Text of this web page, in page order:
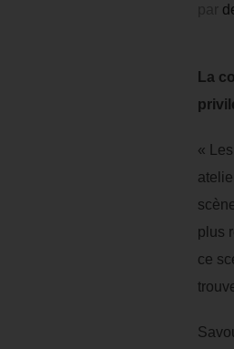
La
«
plus
ce